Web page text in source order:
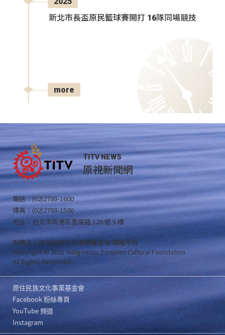
新北市長盃原民籃球賽開打 16隊同場競技
more
TITV NEWS
原視新聞網
電話：(02)2788-1600
傳真：(02)2788-1500
地址：台北市南港區重陽路 120 號 5 樓
財團法人原住民族文化事業基金會 版權所有
Copyright © 2021 Indigenous Peoples Cultural Foundation
All Rights Reserved .
原住民族文化事業基金會
Facebook 粉絲專頁
YouTube 頻道
Instagram